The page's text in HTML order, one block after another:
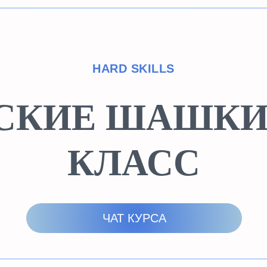
HARD SKILLS
ШАШКИ.
КЛАСС
ЧАТ КУРСА